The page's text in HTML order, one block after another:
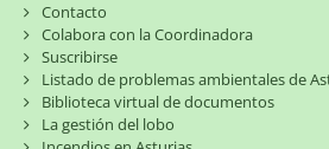
Contacto
Colabora con la Coordinadora
Suscribirse
Listado de problemas ambientales de
Biblioteca virtual de documentos
La gestión del lobo